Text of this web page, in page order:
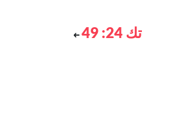
تك 24: 49